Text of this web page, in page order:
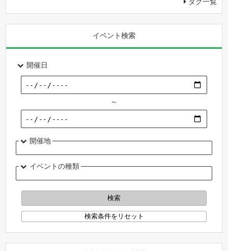
イベント検索
開催日
～
開催地
イベントの種類